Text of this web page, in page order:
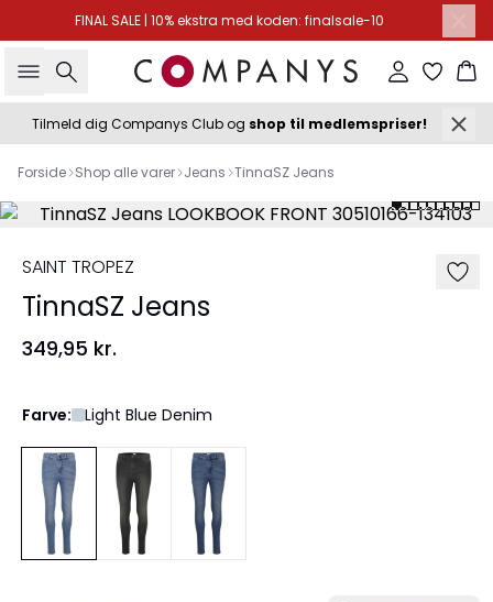
FINAL SALE | 10% ekstra med koden: finalsale-10
Søg Log ind
Tilmeld dig Companys Club og shop til medlemspriser!
Forside Shop alle varer Jeans TinnaSZ Jeans
SAINT TROPEZ
TinnaSZ Jeans
349,95 kr.
Farve: Light Blue Denim